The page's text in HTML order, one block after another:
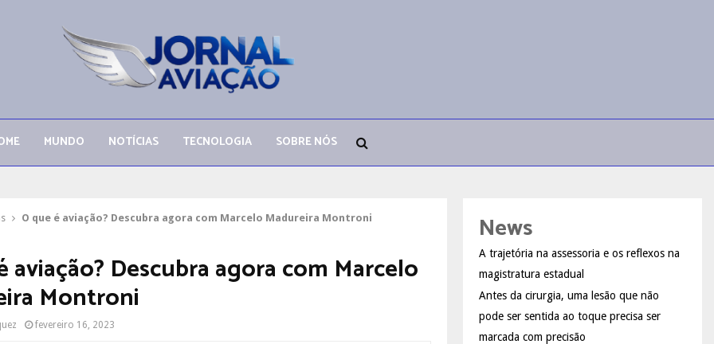
MUNDO NOTÍCIAS TECNOLOGIA SOBRE NÓS
O que é aviação? Descubra agora com Marcelo Madureira Montroni
aviação? Descubra agora com Marcelo
Montroni
fevereiro 16, 2023
News
A trajetória na assessoria e os reflexos na
magistratura estadual
Antes da cirurgia, uma lesão que não
pode ser sentida ao toque precisa ser
marcada com precisão